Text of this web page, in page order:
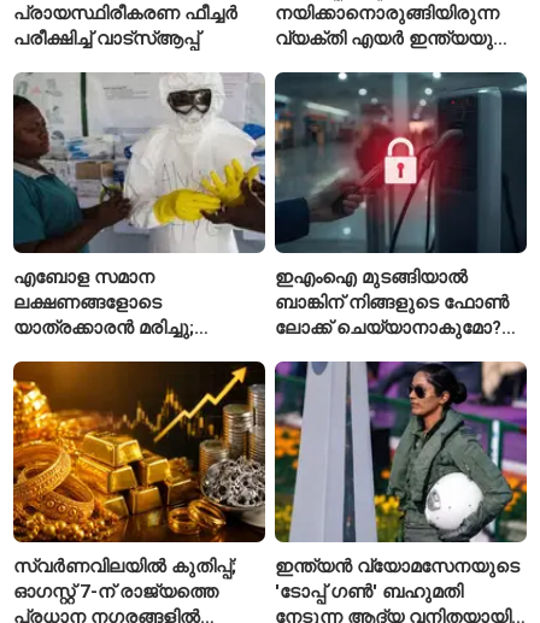
പ്രായസ്ഥിരീകരണ ഫീച്ചർ
പരീക്ഷിച്ച് വാട്‌സ്ആപ്പ്
നയിക്കാനൊരുങ്ങിയിരുന്ന
വ്യക്തി എയർ ഇന്ത്യയുടെ
എബോള സമാന
ലക്ഷണങ്ങളോടെ
യാത്രക്കാരൻ മരിച്ചു;
യാത്രക്കാരെ
നിരീക്ഷണത്തിൽ
ഇഎംഐ മുടങ്ങിയാൽ
ബാങ്കിന് നിങ്ങളുടെ ഫോൺ
ലോക്ക് ചെയ്യാനാകുമോ?
ചട്ടങ്ങൾ ഇങ്ങനെ
സ്വർണവിലയിൽ കുതിപ്പ്;
ഓഗസ്റ്റ് 7-ന് രാജ്യത്തെ
പ്രധാന നഗരങ്ങളിൽ
ഇന്ത്യൻ വ്യോമസേനയുടെ
'ടോപ്പ് ഗൺ' ബഹുമതി
നേടുന്ന ആദ്യ വനിതയായി